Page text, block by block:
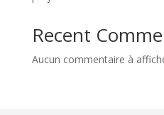
Recent
Aucun commentaire à